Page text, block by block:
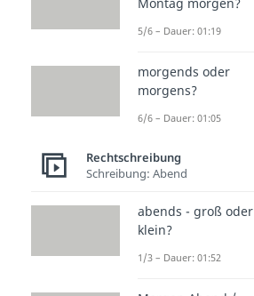
Montag morgen?
5/6 – Dauer: 01:19
morgends oder
morgens?
6/6 – Dauer: 01:05
Rechtschreibung
Schreibung: Abend
abends - groß oder
klein?
1/3 – Dauer: 01:52